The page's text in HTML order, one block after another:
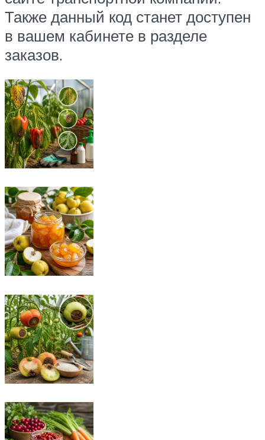
Также данный код станет доступен
в вашем кабинете в разделе
заказов.